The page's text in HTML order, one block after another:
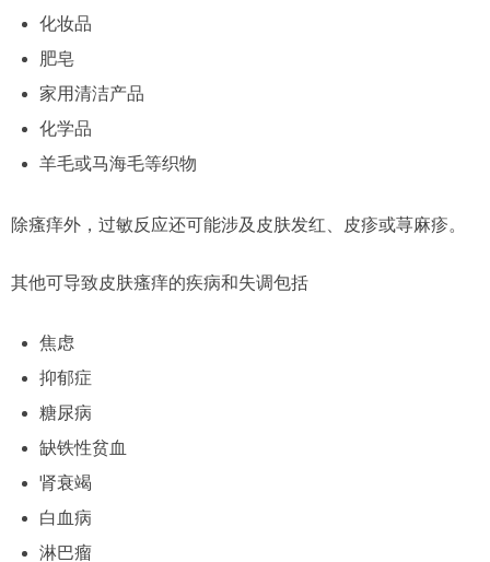
化妆品
肥皂
家用清洁产品
化学品
羊毛或马海毛等织物
除瘙痒外，过敏反应还可能涉及皮肤发红、皮疹或荨麻疹。
其他可导致皮肤瘙痒的疾病和失调包括
焦虑
抑郁症
糖尿病
缺铁性贫血
肾衰竭
白血病
淋巴瘤